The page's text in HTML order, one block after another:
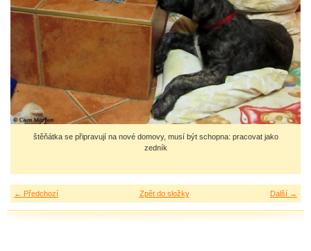
štěňátka se připravují na nové domovy, musí být schopna: pracovat jako
zedník
← Předchozí Další →
Zpět do složky